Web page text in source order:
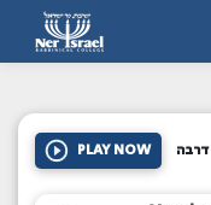
PLAY NOW